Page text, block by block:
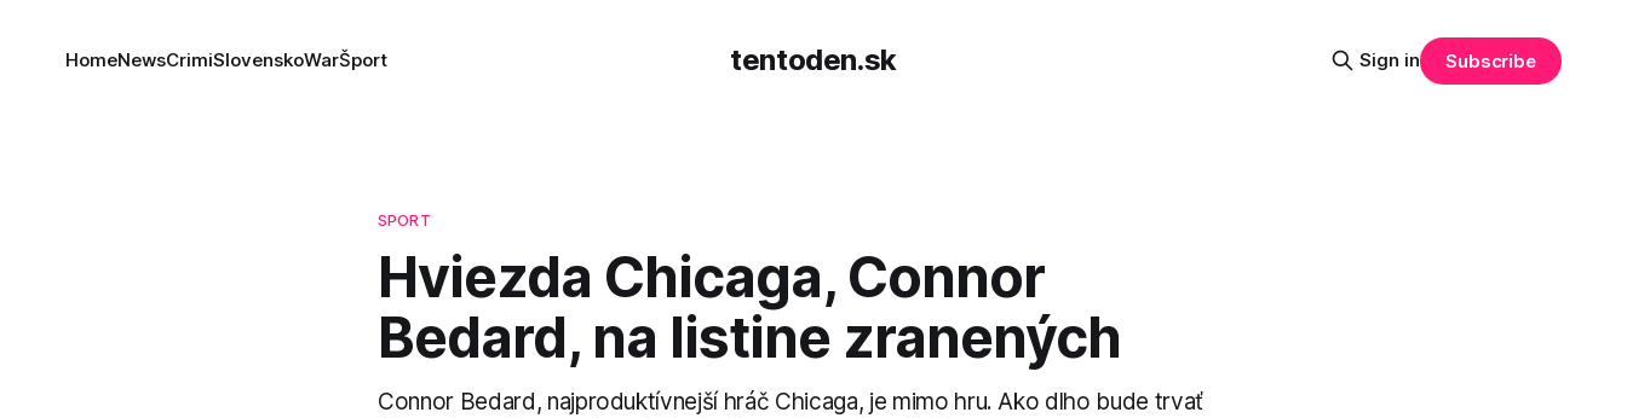
tentoden.sk
HomeNewsCrimiSlovenskoWarŠport Sign in Subscribe
SPORT
Hviezda Chicaga, Connor
Bedard, na listine zranených
Connor Bedard, najproduktívnejší hráč Chicaga, je mimo hru. Ako dlho bude trvať